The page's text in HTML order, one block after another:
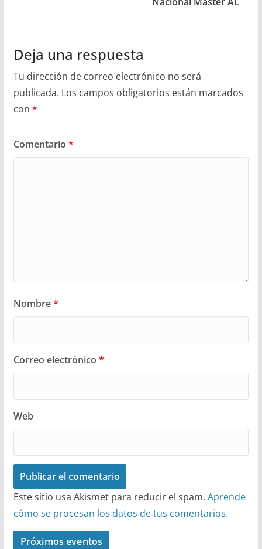
Deja una respuesta
Tu dirección de correo electrónico no será
publicada. Los campos obligatorios están marcados
con *
Comentario *
Nombre*
Correo electrónico *
Web
Este sitio usa Akismet para reducir el spam. Aprende
cómo se procesan los datos de tus comentarios.
Próximos eventos